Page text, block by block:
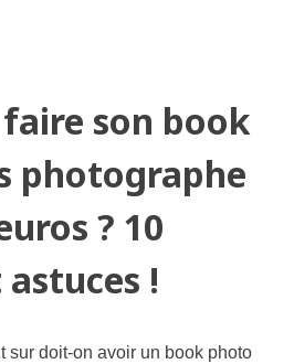
son book
photographe
? 10
!
sur doit-on avoir un book photo